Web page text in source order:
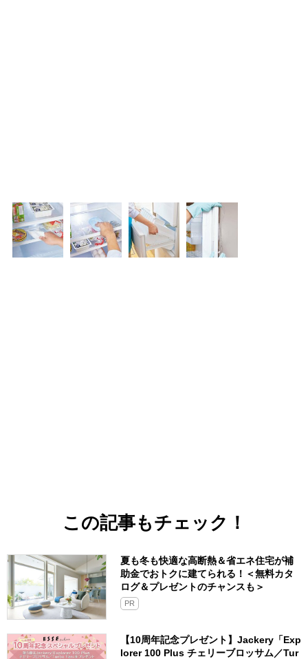
この記事もチェック！
夏も冬も快適な高断熱＆省エネ住宅が補
助金でおトクに建てられる！＜無料カタ
ログ＆プレゼントのチャンスも＞
PR
【10周年記念プレゼント】Jackery「Exp
lorer 100 Plus チェリーブロッサム／Tur